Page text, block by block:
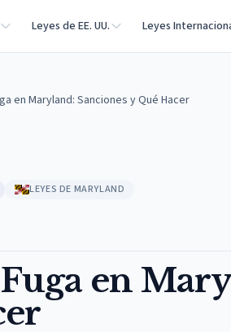
Leyes de EE. UU. Leyes
en Maryland: Sanciones y Qué Hacer
LEYES DE MARYLAND
en